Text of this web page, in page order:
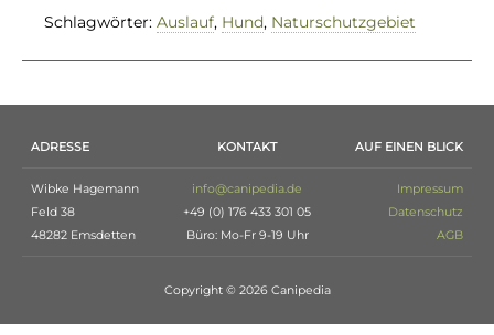
in
Natur
Schlagwörter: Auslauf, Hund, Naturschutzgebiet
ADRESSE KONTAKT AUF EINEN BLICK
Wibke Hagemann
Feld 38
48282 Emsdetten
info@canipedia.de
+49 (0) 176 433 301 05
Büro: Mo-Fr 9-19 Uhr
Impressum
Datenschutz
AGB
Copyright © 2026 Canipedia